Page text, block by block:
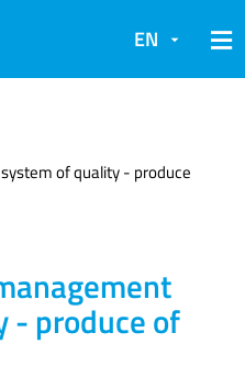
EN
of quality - produce
- produce of